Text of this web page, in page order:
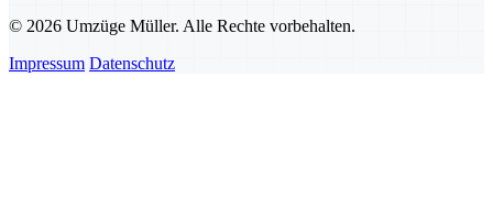
© 2026 Umzüge Müller. Alle Rechte vorbehalten.
Impressum Datenschutz